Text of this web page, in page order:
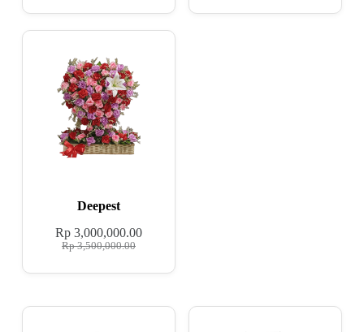
Deepest
Rp3,500,000.00
Rp3,000,000.00